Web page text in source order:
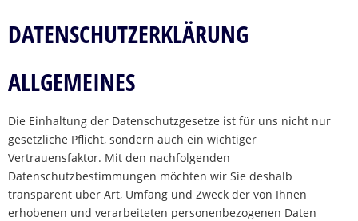
DATENSCHUTZERKLÄRUNG
ALLGEMEINES
Die Einhaltung der Datenschutzgesetze ist für uns nicht nur
gesetzliche Pflicht, sondern auch ein wichtiger
Vertrauensfaktor. Mit den nachfolgenden
Datenschutzbestimmungen möchten wir Sie deshalb
transparent über Art, Umfang und Zweck der von Ihnen
erhobenen und verarbeiteten personenbezogenen Daten